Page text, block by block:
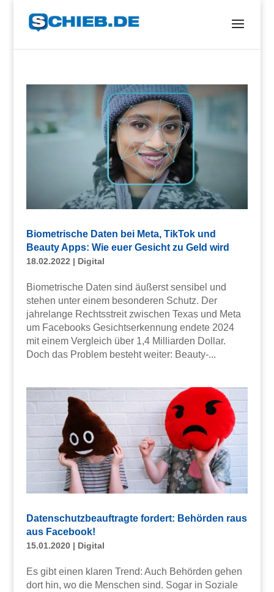
Biometrische Daten bei Meta, TikTok und
Beauty Apps: Wie euer Gesicht zu Geld wird
18.02.2022 | Digital
Biometrische Daten sind äußerst sensibel und
stehen unter einem besonderen Schutz. Der
jahrelange Rechtsstreit zwischen Texas und Meta
um Facebooks Gesichtserkennung endete 2024
mit einem Vergleich über 1,4 Milliarden Dollar.
Doch das Problem besteht weiter: Beauty-...
Datenschutzbeauftragte fordert: Behörden raus
aus Facebook!
15.01.2020| Digital
Es gibt einen klaren Trend: Auch Behörden gehen
dort hin, wo die Menschen sind. Sogar in Soziale